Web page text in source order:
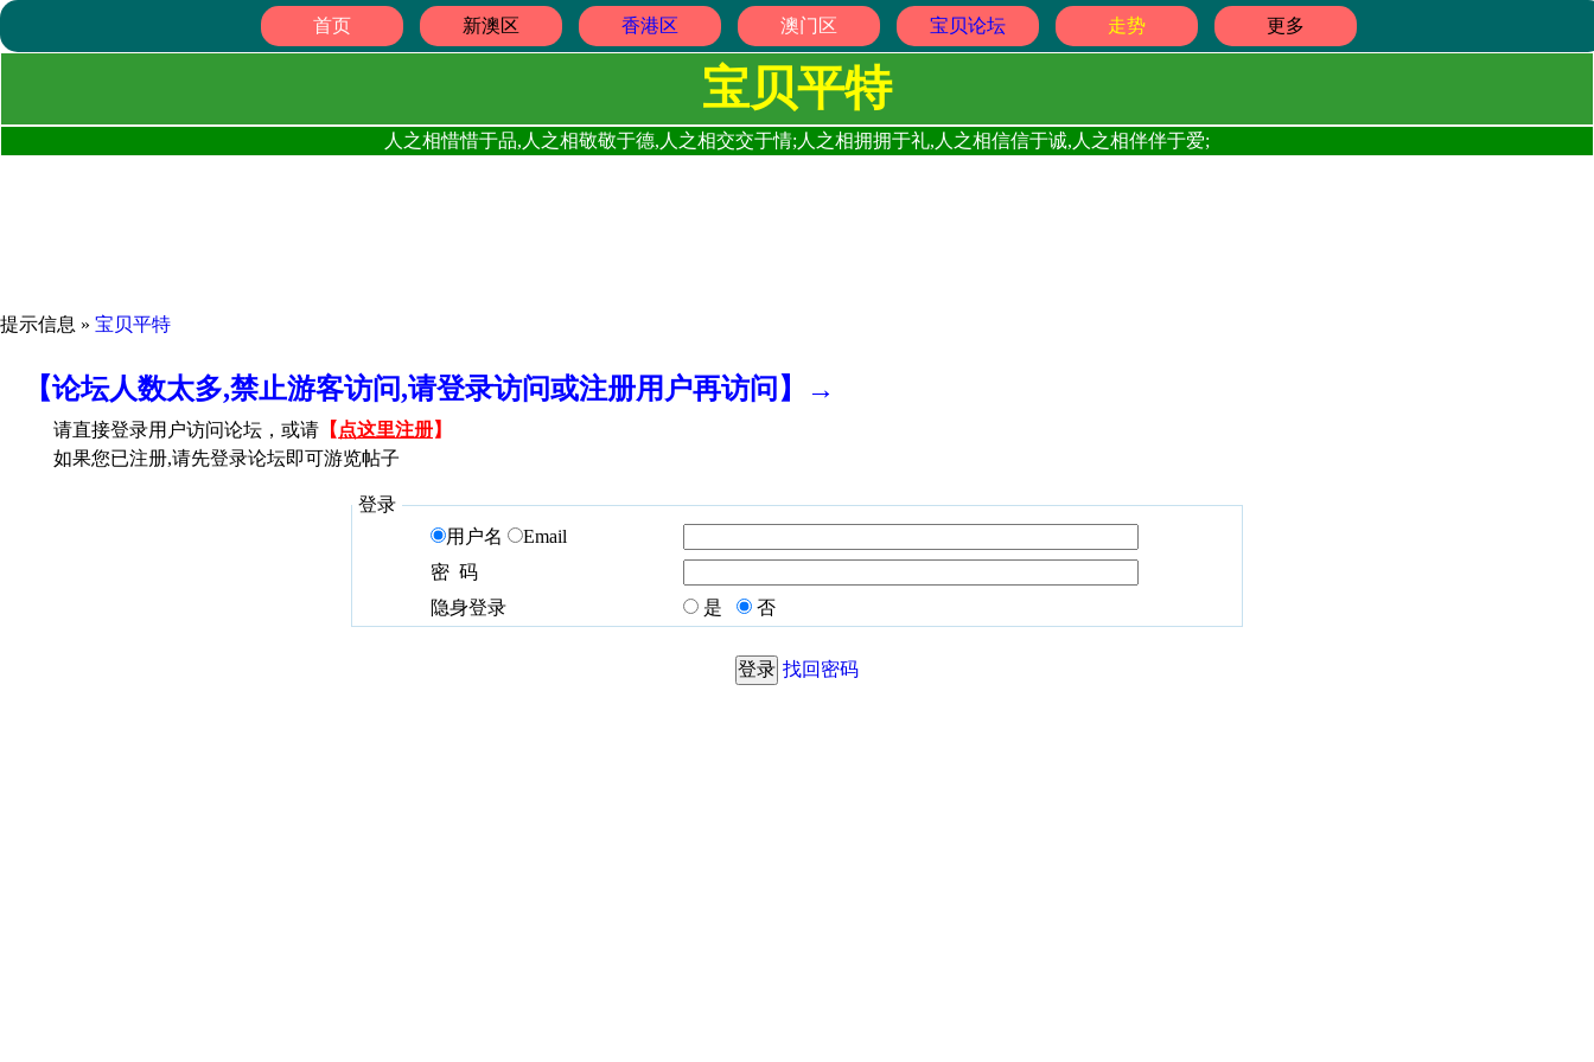
首页 新澳区 香港区 澳门区 宝贝论坛 走势 更多
宝贝平特
人之相惜惜于品,人之相敬敬于德,人之相交交于情;人之相拥拥于礼,人之相信信于诚,人之相伴伴于爱;
提示信息 » 宝贝平特
【论坛人数太多,禁止游客访问,请登录访问或注册用户再访问】→
请直接登录用户访问论坛，或请 【 点这里注册】
如果您已注册,请先登录论坛即可游览帖子
登录
用户名
Email
密 码
隐身登录
是 否
找回密码